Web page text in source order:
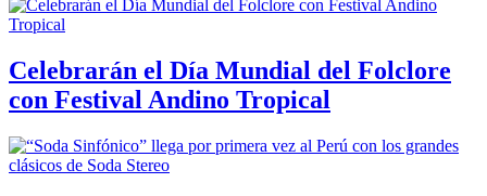
Celebrarán el Día Mundial del Folclore
con Festival Andino Tropical